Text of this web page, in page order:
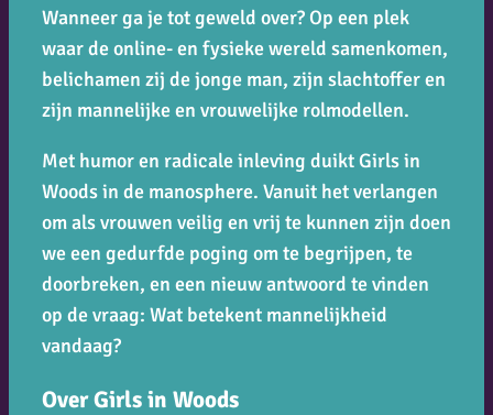
Wanneer ga je tot geweld over? Op een plek
waar de online- en fysieke wereld samenkomen,
belichamen zij de jonge man, zijn slachtoffer en
zijn mannelijke en vrouwelijke rolmodellen.
Met humor en radicale inleving duikt Girls in
Woods in de manosphere. Vanuit het verlangen
om als vrouwen veilig en vrij te kunnen zijn doen
we een gedurfde poging om te begrijpen, te
doorbreken, en een nieuw antwoord te vinden
op de vraag: Wat betekent mannelijkheid
vandaag?
Over Girls in Woods